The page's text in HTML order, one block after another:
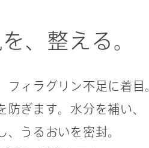
、整える。
フィラグリン不足に着目
防ぎます。水分を補い、
、うるおいを密封。